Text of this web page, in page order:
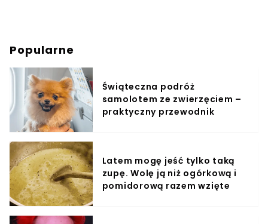
Popularne
Świąteczna podróż
samolotem ze zwierzęciem –
praktyczny przewodnik
Latem mogę jeść tylko taką
zupę. Wolę ją niż ogórkową i
pomidorową razem wzięte